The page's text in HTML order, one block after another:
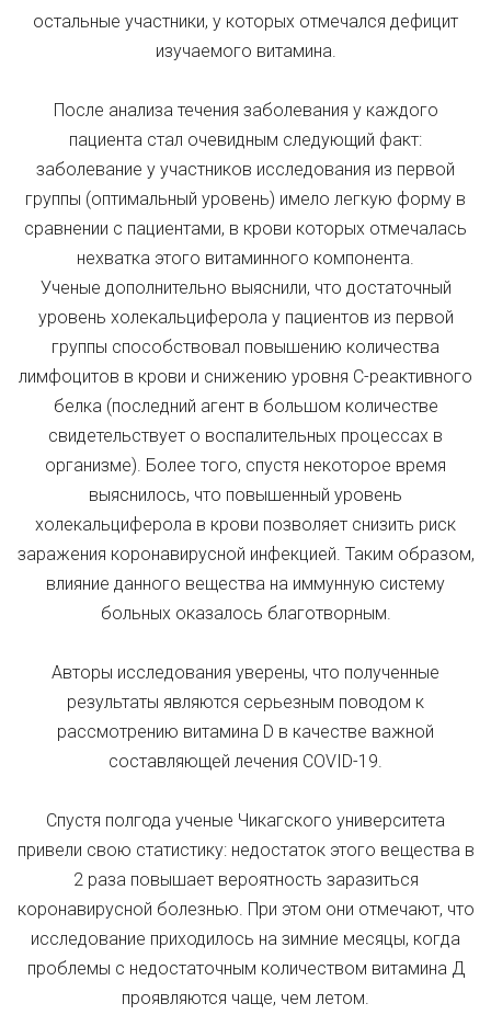
остальные участники, у которых отмечался дефицит
изучаемого витамина.
После анализа течения заболевания у каждого
пациента стал очевидным следующий факт:
заболевание у участников исследования из первой
группы (оптимальный уровень) имело легкую форму в
сравнении с пациентами, в крови которых отмечалась
нехватка этого витаминного компонента.
Ученые дополнительно выяснили, что достаточный
уровень холекальциферола у пациентов из первой
группы способствовал повышению количества
лимфоцитов в крови и снижению уровня С-реактивного
белка (последний агент в большом количестве
свидетельствует о воспалительных процессах в
организме). Более того, спустя некоторое время
выяснилось, что повышенный уровень
холекальциферола в крови позволяет снизить риск
заражения коронавирусной инфекцией. Таким образом,
влияние данного вещества на иммунную систему
больных оказалось благотворным.
Авторы исследования уверены, что полученные
результаты являются серьезным поводом к
рассмотрению витамина D в качестве важной
составляющей лечения COVID-19.
Спустя полгода ученые Чикагского университета
привели свою статистику: недостаток этого вещества в
2 раза повышает вероятность заразиться
коронавирусной болезнью. При этом они отмечают, что
исследование приходилось на зимние месяцы, когда
проблемы с недостаточным количеством витамина Д
проявляются чаще, чем летом.